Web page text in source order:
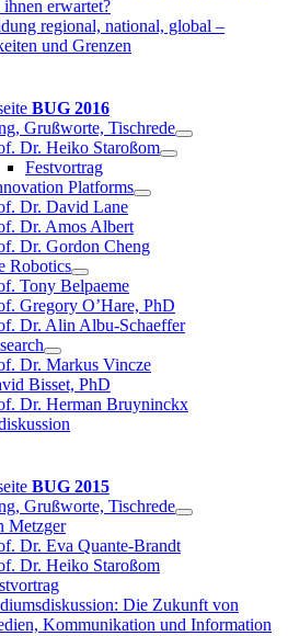
erwartet?
regional, national, global –
und Grenzen
BUG 2016
Grußworte, Tischrede
Dr. Heiko Staroßom
Festvortrag
Platforms
Dr. David Lane
Dr. Amos Albert
Dr. Gordon Cheng
Robotics
Tony Belpaeme
Gregory O’Hare, PhD
Dr. Alin Albu-Schaeffer
Dr. Markus Vincze
Bisset, PhD
Dr. Herman Bruyninckx
BUG 2015
Grußworte, Tischrede
Metzger
Dr. Eva Quante-Brandt
Dr. Heiko Staroßom
Die Zukunft von
Kommunikation und Information